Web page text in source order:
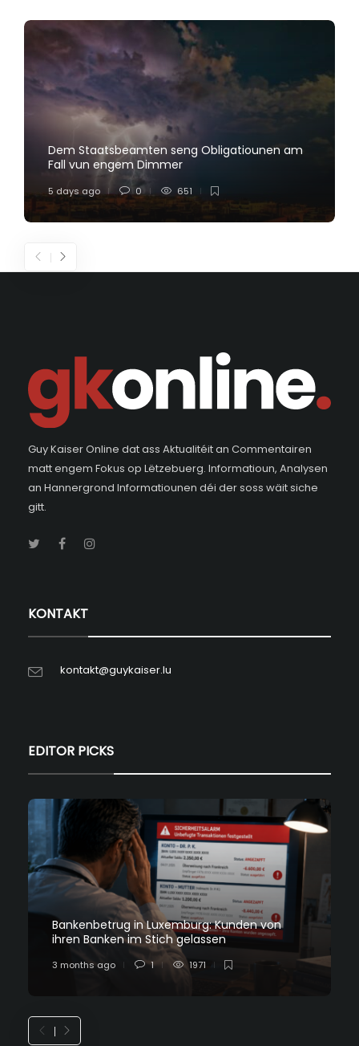
Dem Staatsbeamten seng Obligatiounen am
Fall vun engem Dimmer
5 days ago 0 651
Guy Kaiser Online dat ass Aktualitéit an Commentairen
matt engem Fokus op Lëtzebuerg. Informatioun, Analysen
an Hannergrond Informatiounen déi der soss wäit siche
gitt.
KONTAKT
kontakt@guykaiser.lu
EDITOR PICKS
Bankenbetrug in Luxemburg: Kunden von
ihren Banken im Stich gelassen
3 months ago 1 1971